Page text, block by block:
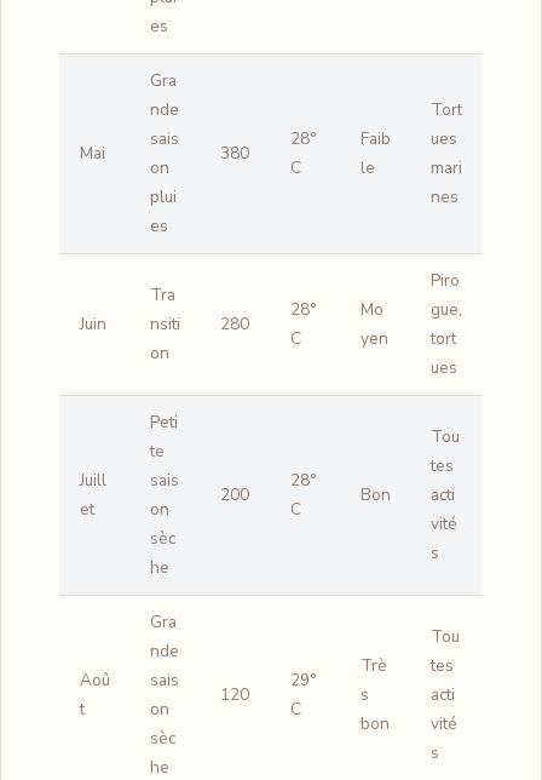
es
Mai
Gra
nde
sais
on
plui
es
380
28°
C
Faib
le
Tort
ues
mari
nes
Juin
Tra
nsiti
on
280
28°
C
Mo
yen
Piro
gue,
tort
ues
Juill
et
Peti
te
sais
on
sèc
he
200
28°
C
Bon
Tou
tes
acti
vité
s
Aoû
t
Gra
nde
sais
on
sèc
he
120
29°
C
Trè
s
bon
Tou
tes
acti
vité
s